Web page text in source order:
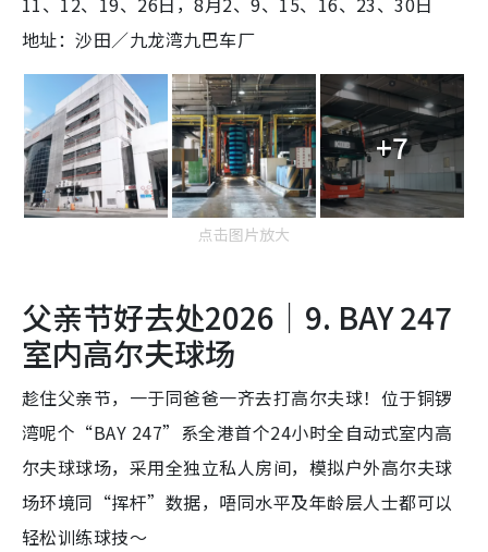
地址：沙田／九龙湾九巴车厂
+7
点击图片放大
父亲节好去处2026｜9. BAY 247
室内高尔夫球场
趁住父亲节，一于同爸爸一齐去打高尔夫球！位于铜锣
湾呢个“BAY 247”系全港首个24小时全自动式室内高
尔夫球球场，采用全独立私人房间，模拟户外高尔夫球
场环境同“挥杆”数据，唔同水平及年龄层人士都可以
轻松训练球技～